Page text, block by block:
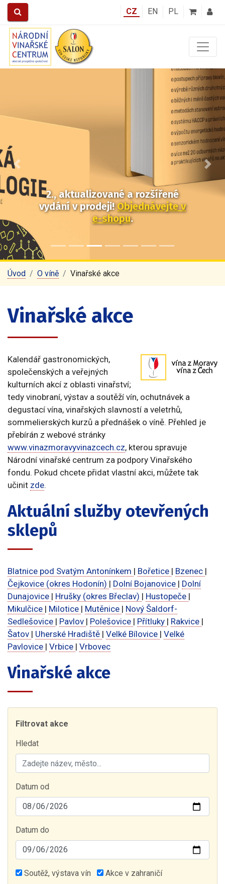
CZ EN PL
2., aktualizované a rozšířené
vydání v prodeji!Objednávejte v
e-shopu.
Předchozí Další
Úvod O víně Vinařské akce
Vinařské akce
Kalendář gastronomických,
společenských a veřejných
kulturních akcí z oblasti vinařství;
tedy vinobraní, výstav a soutěží vín, ochutnávek a
degustací vína, vinařských slavností a veletrhů,
sommelierských kurzů a přednášek o víně. Přehled je
přebírán z webové stránky
www.vinazmoravyvinazcech.cz, kterou spravuje
Národní vinařské centrum za podpory Vinařského
fondu. Pokud chcete přidat vlastní akci, můžete tak
učinit zde.
Aktuální služby otevřených
sklepů
Blatnice pod Svatým Antonínkem | Bořetice | Bzenec |
Čejkovice (okres Hodonín) | Dolní Bojanovice | Dolní
Dunajovice | Hrušky (okres Břeclav) | Hustopeče |
Mikulčice | Milotice | Mutěnice | Nový Šaldorf-
Sedlešovice | Pavlov | Polešovice | Přítluky | Rakvice |
Šatov | Uherské Hradiště | Velké Bílovice | Velké
Pavlovice | Vrbice | Vrbovec
Vinařské akce
Filtrovat akce
Hledat
Datum od
Datum do
Soutěž, výstava vín
Akce v zahraničí